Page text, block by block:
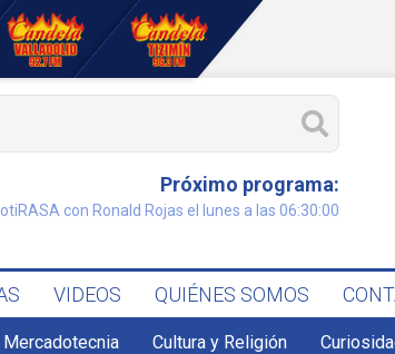
Próximo programa:
con Ronald Rojas el lunes a las 06:30:00
VIDEOS QUIÉNES SOMOS
Cultura y Religión